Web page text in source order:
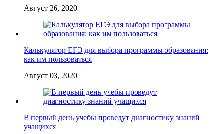
Август 26, 2020
Калькулятор ЕГЭ для выбора программы образования:
как им пользоваться
Август 03, 2020
В первый день учебы проведут диагностику знаний
учащихся